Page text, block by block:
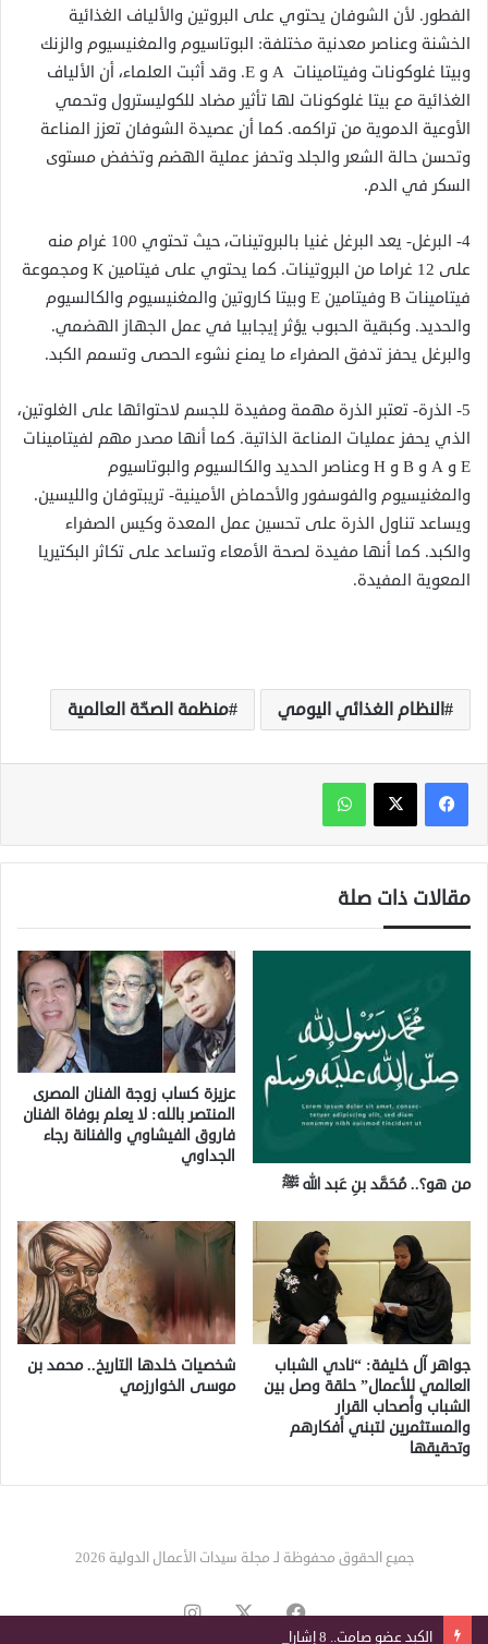
الكبد عضو صامت.. 8 إشارات تكشف تدهور وظائفه
الفطور. لأن الشوفان يحتوي على البروتين والألياف الغذائية
الخشنة وعناصر معدنية مختلفة: البوتاسيوم والمغنيسيوم والزنك
وبيتا غلوكونات وفيتامينات A و E. وقد أثبت العلماء، أن الألياف
الغذائية مع بيتا غلوكونات لها تأثير مضاد للكوليسترول وتحمي
الأوعية الدموية من تراكمه. كما أن عصيدة الشوفان تعزز المناعة
وتحسن حالة الشعر والجلد وتحفز عملية الهضم وتخفض مستوى
السكر في الدم.
4- البرغل- يعد البرغل غنيا بالبروتينات، حيث تحتوي 100 غرام منه
على 12 غراما من البروتينات. كما يحتوي على فيتامين К ومجموعة
فيتامينات В وفيتامين Е وبيتا كاروتين والمغنيسيوم والكالسيوم
والحديد. وكبقية الحبوب يؤثر إيجابيا في عمل الجهاز الهضمي.
والبرغل يحفز تدفق الصفراء ما يمنع نشوء الحصى وتسمم الكبد.
5- الذرة- تعتبر الذرة مهمة ومفيدة للجسم لاحتوائها على الغلوتين،
الذي يحفز عمليات المناعة الذاتية. كما أنها مصدر مهم لفيتامينات
E و A و B و H وعناصر الحديد والكالسيوم والبوتاسيوم
والمغنيسيوم والفوسفور والأحماض الأمينية- تريبتوفان والليسين.
ويساعد تناول الذرة على تحسين عمل المعدة وكيس الصفراء
والكبد. كما أنها مفيدة لصحة الأمعاء وتساعد على تكاثر البكتيريا
المعوية المفيدة.
النظام الغذائي اليومي منظمة الصحّة العالمية
واتساب
مقالات ذات صلة
من هو؟.. مُحَمَّد بنِ عَبد الله ﷺ
عزيزة كساب زوجة الفنان المصرى
المنتصر بالله: لا يعلم بوفاة الفنان
فاروق الفيشاوي والفنانة رجاء
الجداوي
جواهر آل خليفة: “نادي الشباب
العالمي للأعمال” حلقة وصل بين
الشباب وأصحاب القرار
والمستثمرين لتبني أفكارهم
وتحقيقها
شخصيات خلدها التاريخ.. محمد بن
موسى الخوارزمي
جميع الحقوق محفوظة لـ مجلة سيدات الأعمال الدولية 2026
فيسبوك
‫X انستقرام